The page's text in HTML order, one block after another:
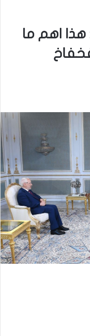
اهم ما